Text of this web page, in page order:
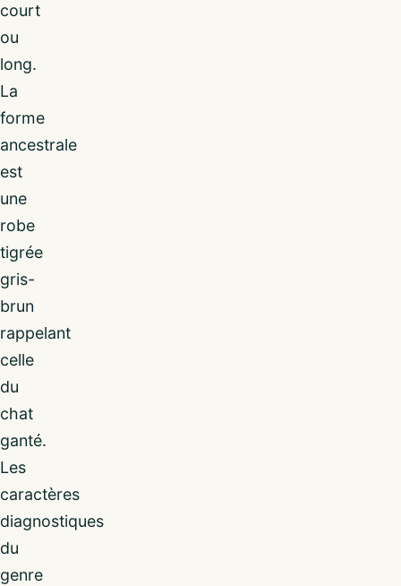
court
ou
long.
La
forme
ancestrale
est
une
robe
tigrée
gris-
brun
rappelant
celle
du
chat
ganté.
Les
caractères
diagnostiques
du
genre